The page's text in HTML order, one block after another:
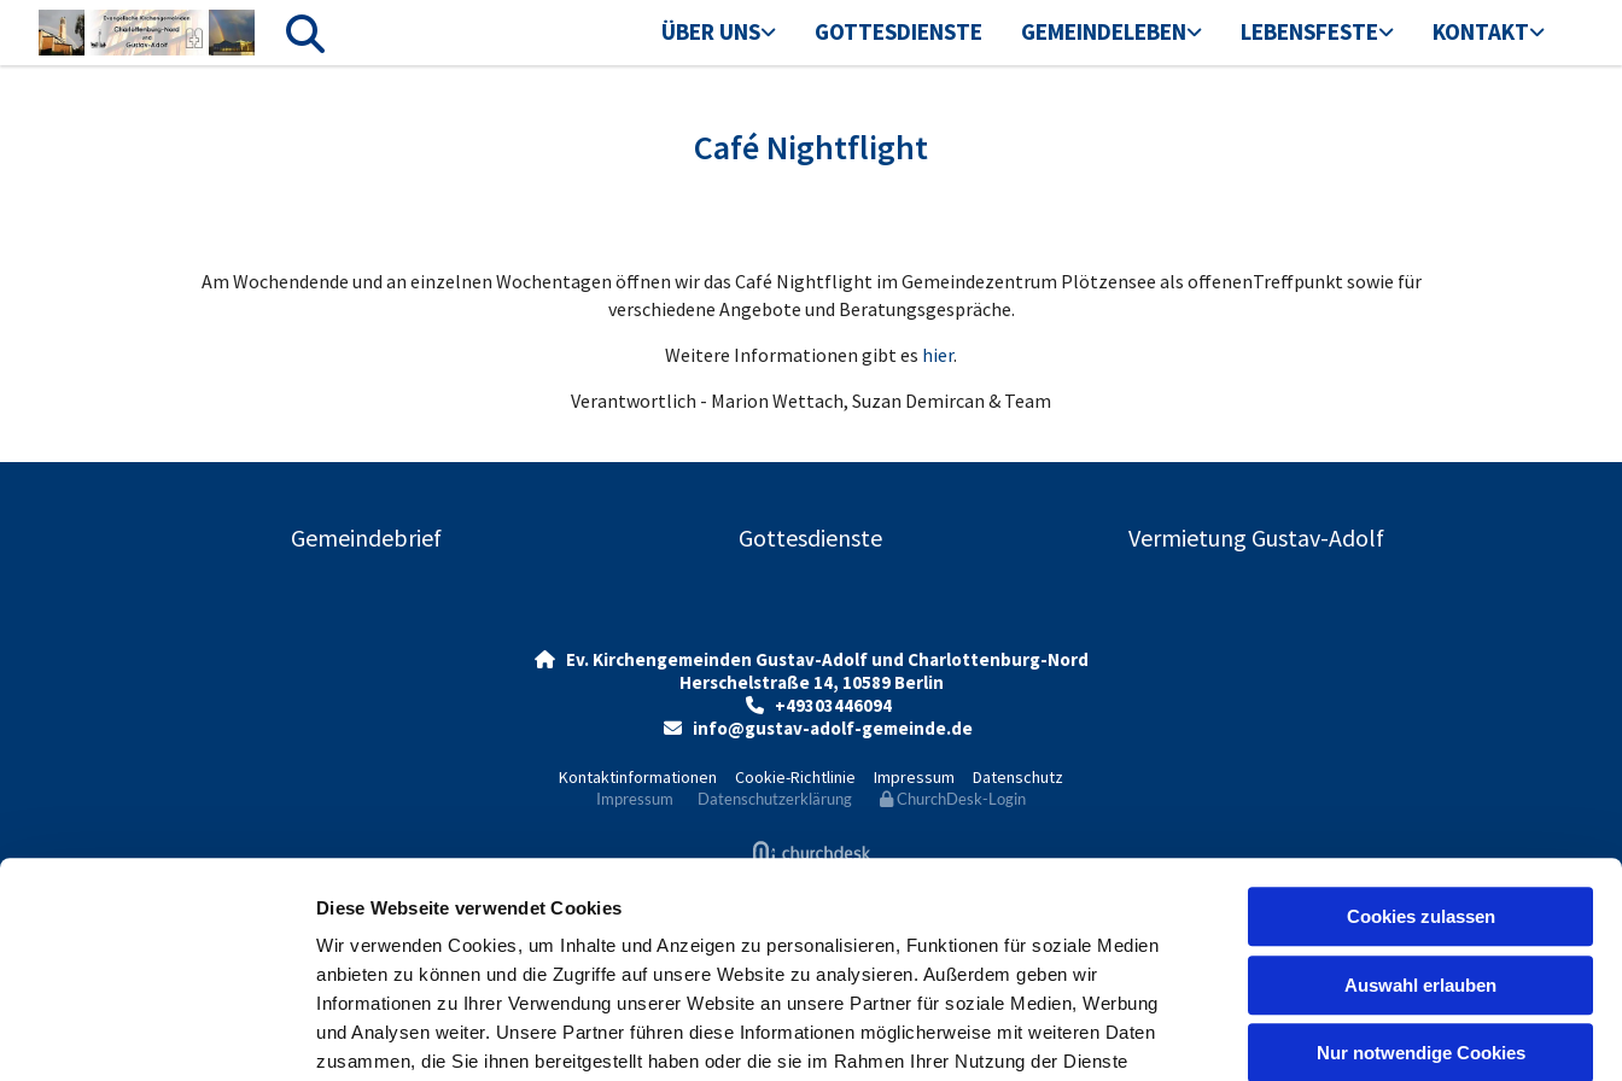
Diese Webseite verwendet Cookies
Wir verwenden Cookies, um Inhalte und Anzeigen zu personalisieren, Funktionen für soziale Medien
anbieten zu können und die Zugriffe auf unsere Website zu analysieren. Außerdem geben wir
Informationen zu Ihrer Verwendung unserer Website an unsere Partner für soziale Medien, Werbung
und Analysen weiter. Unsere Partner führen diese Informationen möglicherweise mit weiteren Daten
zusammen, die Sie ihnen bereitgestellt haben oder die sie im Rahmen Ihrer Nutzung der Dienste
Cookies zulassen
Auswahl erlauben
Nur notwendige Cookies
ÜBER UNS GOTTESDIENSTE GEMEINDELEBEN LEBENSFESTE KONTAKT
Café Nightflight
Am Wochendende und an einzelnen Wochentagen öffnen wir das Café Nightflight im Gemeindezentrum Plötzensee als offenenTreffpunkt sowie für
verschiedene Angebote und Beratungsgespräche.
Weitere Informationen gibt es hier.
Verantwortlich - Marion Wettach, Suzan Demircan & Team
Gemeindebrief Gottesdienste Vermietung Gustav-Adolf
Ev. Kirchengemeinden Gustav-Adolf und Charlottenburg-Nord
Herschelstraße 14, 10589 Berlin
+49303446094
 info@gustav-adolf-gemeinde.de
Kontaktinformationen Cookie-Richtlinie Impressum Datenschutz
Impressum Datenschutzerklärung ChurchDesk-Login